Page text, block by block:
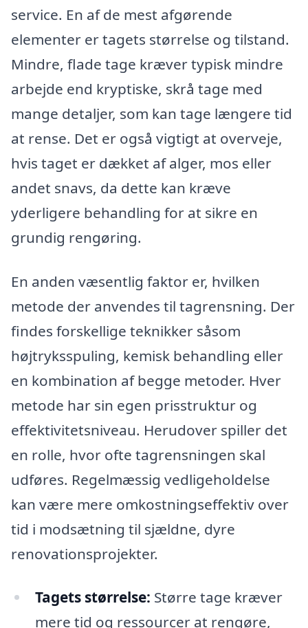
service. En af de mest afgørende
elementer er tagets størrelse og tilstand.
Mindre, flade tage kræver typisk mindre
arbejde end kryptiske, skrå tage med
mange detaljer, som kan tage længere tid
at rense. Det er også vigtigt at overveje,
hvis taget er dækket af alger, mos eller
andet snavs, da dette kan kræve
yderligere behandling for at sikre en
grundig rengøring.
En anden væsentlig faktor er, hvilken
metode der anvendes til tagrensning. Der
findes forskellige teknikker såsom
højtryksspuling, kemisk behandling eller
en kombination af begge metoder. Hver
metode har sin egen prisstruktur og
effektivitetsniveau. Herudover spiller det
en rolle, hvor ofte tagrensningen skal
udføres. Regelmæssig vedligeholdelse
kan være mere omkostningseffektiv over
tid i modsætning til sjældne, dyre
renovationsprojekter.
Tagets størrelse: Større tage kræver
mere tid og ressourcer at rengøre,